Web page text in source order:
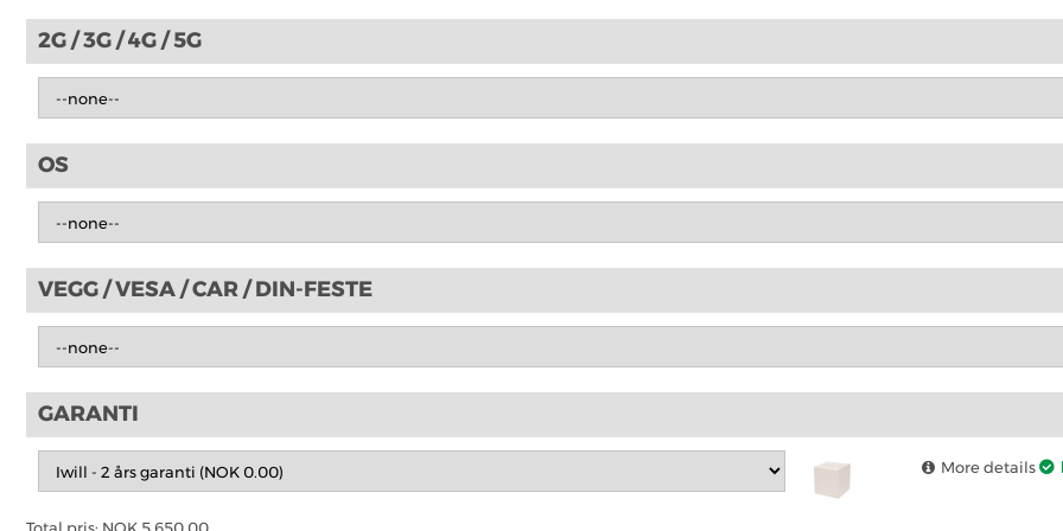
2G / 3G / 4G / 5G
OS
VEGG / VESA / CAR / DIN-FESTE
GARANTI
More details